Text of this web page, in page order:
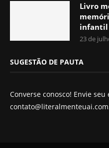
Livro
infantil
23 de
SUGESTÃO DE PAUTA
Converse conosco! Envie